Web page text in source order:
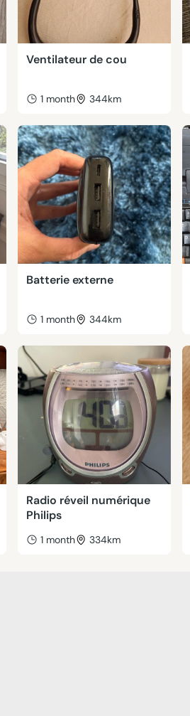
Ventilateur de cou
1 month 344km
Batterie externe
1 month 344km
Radio réveil numérique
Philips
1 month 334km